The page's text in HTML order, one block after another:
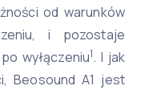
od warunków
i pozostaje
wyłączeniu1. I jak
Beosound A1 jest